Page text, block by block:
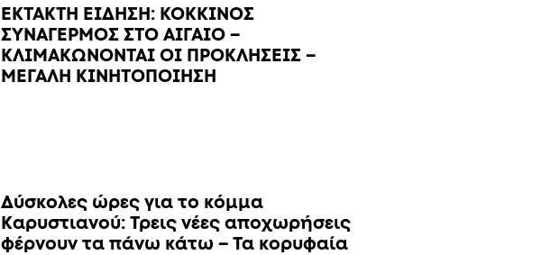
ΕΚΤΑΚΤΗ ΕΙΔΗΣΗ: ΚΟΚΚΙΝΟΣ
ΣΥΝΑΓΕΡΜΟΣ ΣΤΟ ΑΙΓΑΙΟ –
ΚΛΙΜΑΚΩΝΟΝΤΑΙ ΟΙ ΠΡΟΚΛΗΣΕΙΣ –
ΜΕΓΑΛΗ ΚΙΝΗΤΟΠΟΙΗΣΗ
Δύσκολες ώρες για το κόμμα
Καρυστιανού: Τρεις νέες αποχωρήσεις
φέρνουν τα πάνω κάτω – Τα κορυφαία